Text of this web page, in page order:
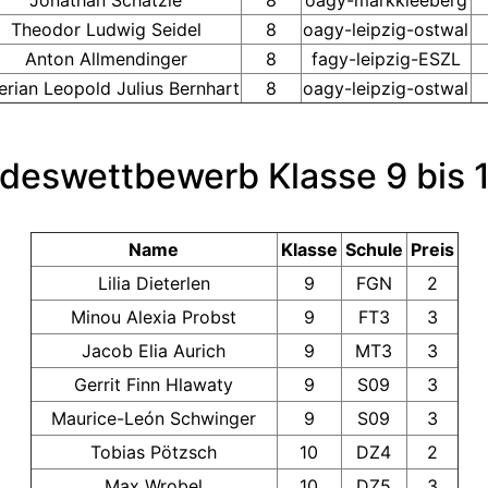
Theodor Ludwig Seidel
8 oagy-leipzig-ostwal
Anton Allmendinger
8 fagy-leipzig-ESZL
Leopold Julius Bernhart
8 oagy-leipzig-ostwal
Klasse 9 bis
Name Klasse Schule Preis
Lilia Dieterlen
9 FGN
2
Minou Alexia Probst
9 FT3
3
Jacob Elia Aurich
9 MT3
3
Gerrit Finn Hlawaty
9 S09
3
Maurice-León Schwinger
9 S09
3
Tobias Pötzsch
10 DZ4
2